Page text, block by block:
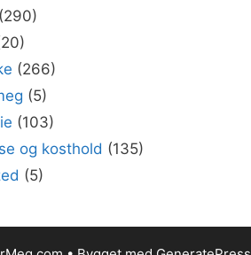
(290)
(266)
(5)
(103)
og kosthold (135)
(5)